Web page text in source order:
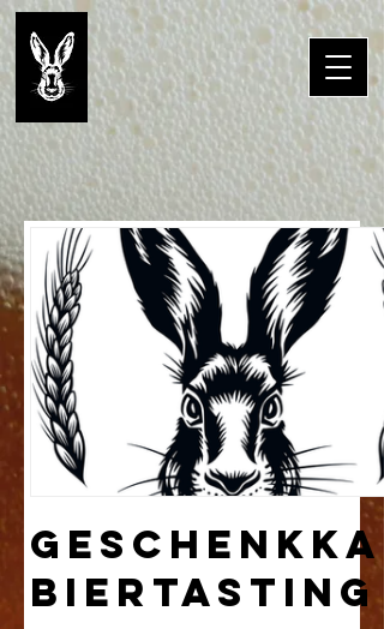
Biertasting